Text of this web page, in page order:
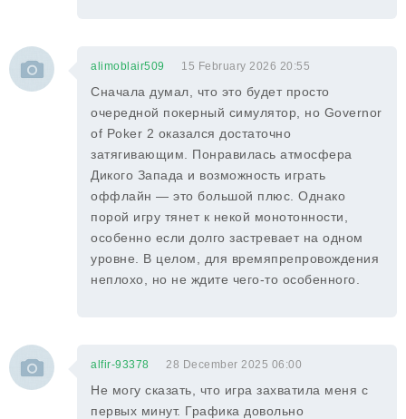
alimoblair509 15 February 2026 20:55
Сначала думал, что это будет просто
очередной покерный симулятор, но Governor
of Poker 2 оказался достаточно
затягивающим. Понравилась атмосфера
Дикого Запада и возможность играть
оффлайн — это большой плюс. Однако
порой игру тянет к некой монотонности,
особенно если долго застревает на одном
уровне. В целом, для времяпрепровождения
неплохо, но не ждите чего-то особенного.
alfir-93378 28 December 2025 06:00
Не могу сказать, что игра захватила меня с
первых минут. Графика довольно